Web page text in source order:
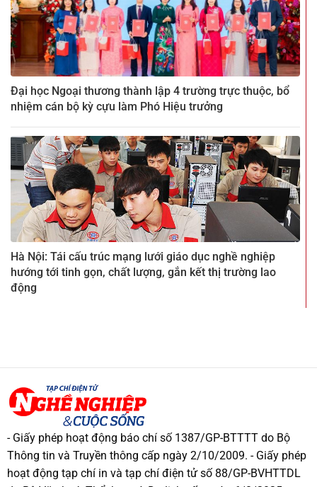
Đại học Ngoại thương thành lập 4 trường trực thuộc, bổ
nhiệm cán bộ kỳ cựu làm Phó Hiệu trưởng
Hà Nội: Tái cấu trúc mạng lưới giáo dục nghề nghiệp
hướng tới tinh gọn, chất lượng, gắn kết thị trường lao
động
- Giấy phép hoạt động báo chí số 1387/GP-BTTTT do Bộ
Thông tin và Truyền thông cấp ngày 2/10/2009. - Giấy phép
hoạt động tạp chí in và tạp chí điện tử số 88/GP-BVHTTDL